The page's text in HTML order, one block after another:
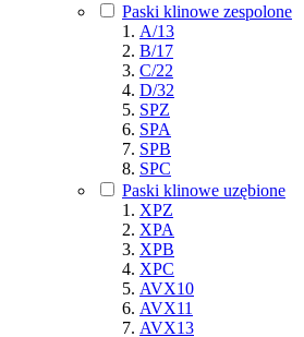
Paski klinowe zespolone
A/13
B/17
C/22
D/32
SPZ
SPA
SPB
SPC
Paski klinowe uzębione
XPZ
XPA
XPB
XPC
AVX10
AVX11
AVX13